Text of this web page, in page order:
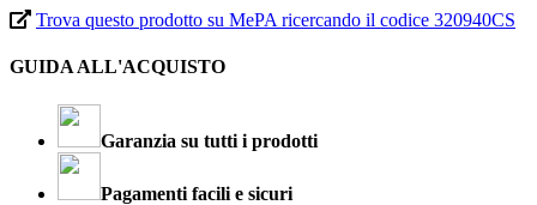
Trova questo prodotto su MePA ricercando il codice 320940CS
GUIDA ALL'ACQUISTO
Garanzia su tutti i prodotti
Pagamenti facili e sicuri